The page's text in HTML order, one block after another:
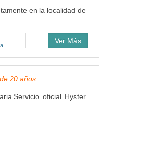
en la localidad de
Ver Más
20 años
oficial Hyster...